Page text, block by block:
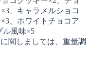
、キャラメルショコ
、ホワイトチョコア
ル風味×5
関しましては、重量調